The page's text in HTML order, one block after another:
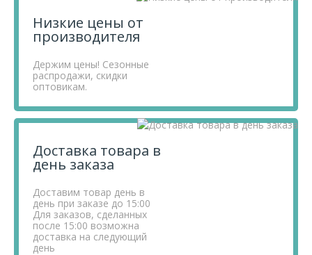
Низкие цены от
производителя
Держим цены! Сезонные
распродажи, скидки
оптовикам.
Доставка товара в
день заказа
Доставим товар день в
день при заказе до 15:00
Для заказов, сделанных
после 15:00 возможна
доставка на следующий
день